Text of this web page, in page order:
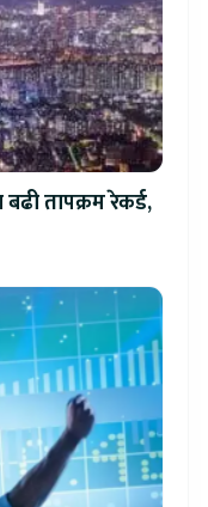
तापक्रम रेकर्ड,